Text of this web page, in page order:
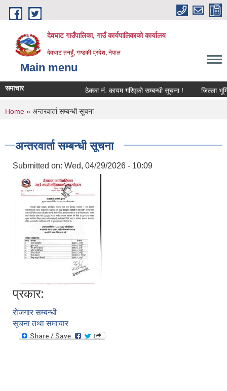
Skip to main content
देवघाट गाउँपालिका, गाउँ कार्यपालिकाको कार्यालय
देवघाट तनहुँ, गण्डकी प्रदेश, नेपाल
Main menu
समाचार ठेक्का नंं. कायम गरिएको सम्बन्धी सूचना ! जिल्ला
You are here
Home » अन्तरवार्ता सम्बन्धी सूचना
अन्तरवार्ता सम्बन्धी सूचना
Submitted on: Wed, 04/29/2026 - 10:09
प्रकार:
रोजगार सम्बन्धी
सूचना तथा समाचार